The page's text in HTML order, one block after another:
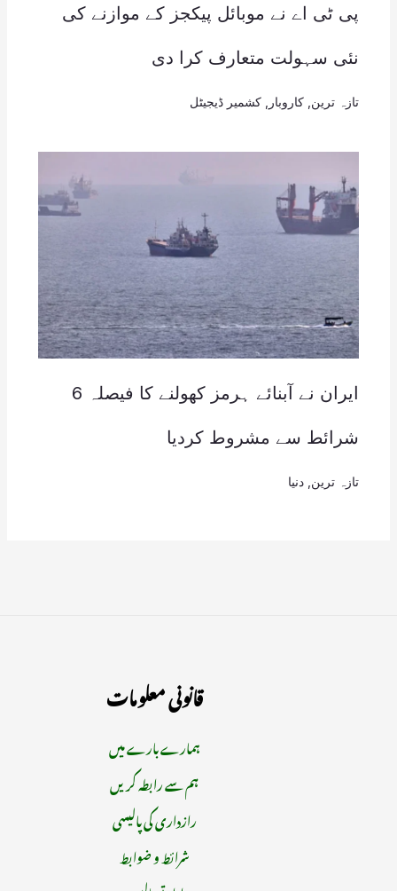
پی ٹی اے نے موبائل پیکجز کے موازنے کی
نئی سہولت متعارف کرا دی
تازہ ترین کاروبار کشمیر ڈیجیٹل
ایران نے آبنائے ہرمز کھولنے کا فیصلہ 6
شرائط سے مشروط کردیا
تازہ ترین دنیا
قانونی معلومات
ہمارے بارے میں
ہم سے رابطہ کریں
رازداری کی پالیسی
شرائط و ضوابط